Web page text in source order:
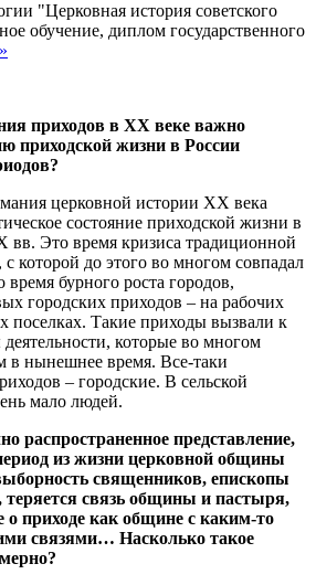
"Церковная история советского
обучение, диплом государственного
приходов в XX веке важно
приходской жизни в России
церковной истории ХХ века
состояние приходской жизни в
вв. Это время кризиса традиционной
которой до этого во многом совпадал
бурного роста городов,
городских приходов – на рабочих
поселках. Такие приходы вызвали к
которые во многом
в нынешнее время. Все-таки
– городские. В сельской
мало людей.
распространенное представление,
из жизни церковной общины
священников, епископы
связь общины и пастыря,
о приходе как общине с каким-то
связями… Насколько такое